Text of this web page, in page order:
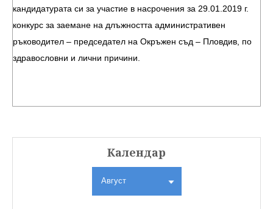
кандидатурата си за участие в насрочения за 29.01.2019 г.
конкурс за заемане на длъжността административен
ръководител – председател на Окръжен съд – Пловдив, по
здравословни и лични причини.
Календар
Август